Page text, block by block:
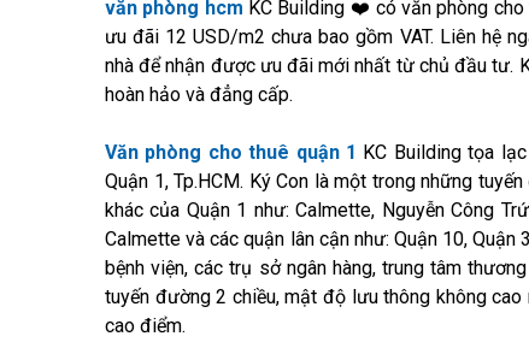
văn phòng hcm KC Building ❤️ có văn phòng
ưu đãi 12 USD/m2 chưa bao gồm VAT. Liên hệ
nhà để nhận được ưu đãi mới nhất từ chủ đầu tư.
hoàn hảo và đẳng cấp.
Văn phòng cho thuê quận 1 KC Building tọa
Quận 1, Tp.HCM. Ký Con là một trong những
khác của Quận 1 như: Calmette, Nguyễn Công
Calmette và các quận lân cận như: Quận 10, Quận
bệnh viện, các trụ sở ngân hàng, trung tâm
tuyến đường 2 chiều, mật độ lưu thông không
cao điểm.